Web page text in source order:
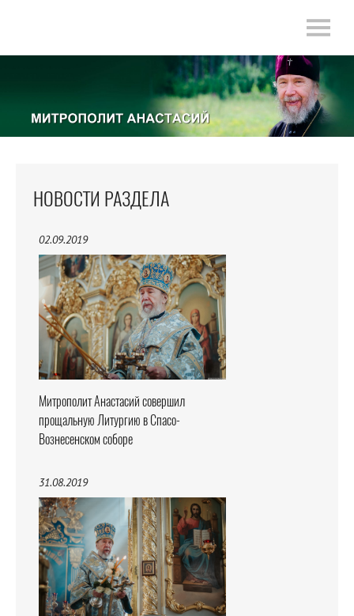
НОВОСТИ РАЗДЕЛА
02.09.2019
Митрополит Анастасий совершил
прощальную Литургию в Спасо-
Вознесенском соборе
31.08.2019